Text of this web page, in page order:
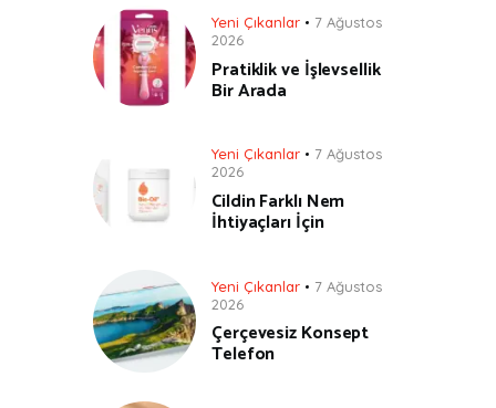
Yeni Çıkanlar
7 Ağustos
2026
Pratiklik ve İşlevsellik
Bir Arada
Yeni Çıkanlar
7 Ağustos
2026
Cildin Farklı Nem
İhtiyaçları İçin
Yeni Çıkanlar
7 Ağustos
2026
Çerçevesiz Konsept
Telefon